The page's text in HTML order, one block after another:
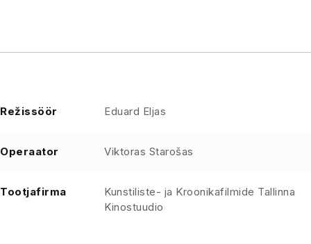
Režissöör Eduard Eljas
Operaator Viktoras Starošas
Tootjafirma
Kunstiliste- ja Kroonikafilmide Tallinna
Kinostuudio